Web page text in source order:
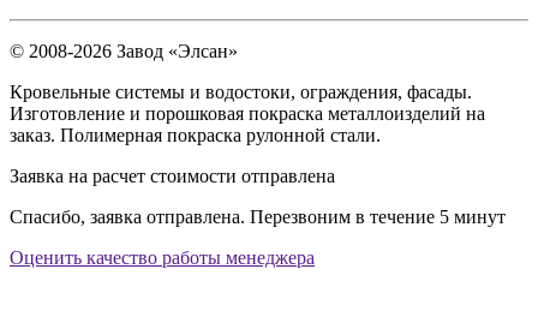
© 2008-2026 Завод «Элсан»
Кровельные системы и водостоки, ограждения, фасады.
Изготовление и порошковая покраска металлоизделий на
заказ. Полимерная покраска рулонной стали.
Заявка на расчет стоимости отправлена
Спасибо, заявка отправлена. Перезвоним в течение 5 минут
Оценить качество работы менеджера